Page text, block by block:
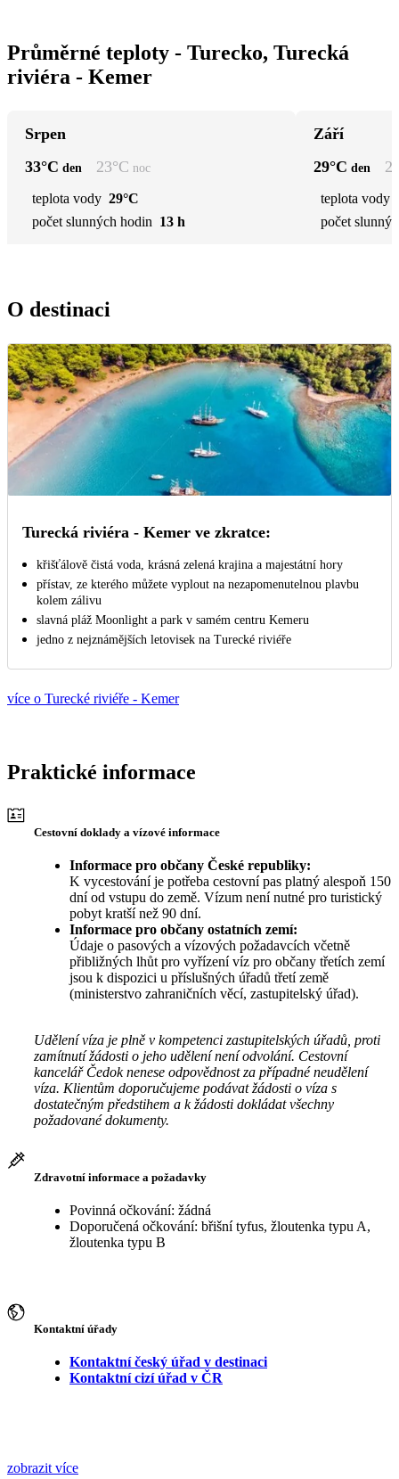
Průměrné teploty - Turecko, Turecká
riviéra - Kemer
Srpen
33°C den 23°C noc
teplota vody 29°C
počet slunných hodin 13 h
Září
29°C den
teplota vody
počet
O destinaci
Turecká riviéra - Kemer ve zkratce:
křišťálově čistá voda, krásná zelená krajina a majestátní hory
přístav, ze kterého můžete vyplout na nezapomenutelnou plavbu
kolem zálivu
slavná pláž Moonlight a park v samém centru Kemeru
jedno z nejznámějších letovisek na Turecké riviéře
více o Turecké riviéře - Kemer
Praktické informace
Cestovní doklady a vízové informace
Informace pro občany České republiky:
K vycestování je potřeba cestovní pas platný alespoň 150
dní od vstupu do země. Vízum není nutné pro turistický
pobyt kratší než 90 dní.
Informace pro občany ostatních zemí:
Údaje o pasových a vízových požadavcích včetně
přibližných lhůt pro vyřízení víz pro občany třetích zemí
jsou k dispozici u příslušných úřadů třetí země
(ministerstvo zahraničních věcí, zastupitelský úřad).
Udělení víza je plně v kompetenci zastupitelských úřadů, proti
zamítnutí žádosti o jeho udělení není odvolání. Cestovní
kancelář Čedok nenese odpovědnost za případné neudělení
víza. Klientům doporučujeme podávat žádosti o víza s
dostatečným předstihem a k žádosti dokládat všechny
požadované dokumenty.
Zdravotní informace a požadavky
Povinná očkování: žádná
Doporučená očkování: břišní tyfus, žloutenka typu A,
žloutenka typu B
Kontaktní úřady
Kontaktní český úřad v destinaci
Kontaktní cizí úřad v ČR
zobrazit více